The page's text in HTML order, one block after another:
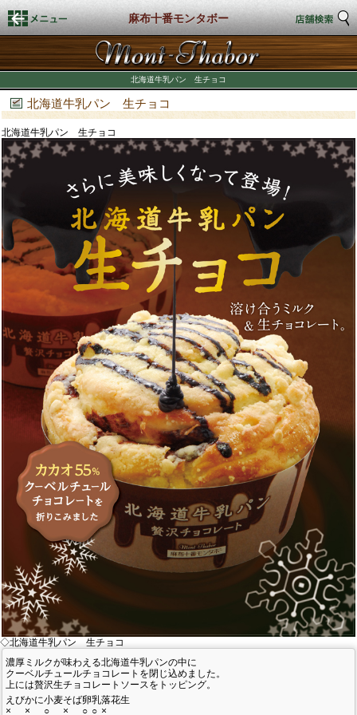
麻布十番モンタボー
北海道牛乳パン 生チョコ
北海道牛乳パン 生チョコ
北海道牛乳パン 生チョコ
◇北海道牛乳パン 生チョコ
濃厚ミルクが味わえる北海道牛乳パンの中に
クーベルチュールチョコレートを閉じ込めました。
上には贅沢生チョコレートソースをトッピング。
えびかに小麦そば卵乳落花生
×
× ○ × ○ ○ ×
HOME
店舗検索
新着情報
商品情報
店頭商品
商品カロリー表示
期間限定商品
店舗スタイル
私たちのこだわり
商品づくり
スタッフの心得
パンと合うおすすめ料理!!
キャンペーン
モンタボー公式ショップ
会社情報
採用情報